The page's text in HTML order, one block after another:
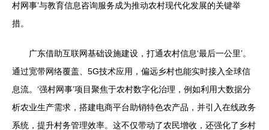
村网事’与教育信息咨询服务成为推动农村现代化发展的关键举
措。
广东借助互联网基础设施建设，打通农村信息‘最后一公里’。
通过宽带网络覆盖、5G技术应用，偏远乡村也能实时接入全球信
息流。‘强村网事’项目聚焦于农村数字化治理，例如利用大数据分
析农业生产需求，搭建电商平台助销特色农产品，并引入在线政务
系统，提升村务管理效率。这不仅带动了农民增收，还强化了乡村